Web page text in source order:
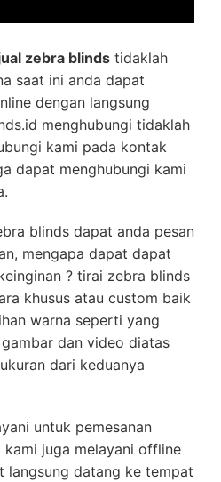
zebra blinds tidaklah
saat ini anda dapat
dengan langsung
menghubungi tidaklah
kami pada kontak
dapat menghubungi kami
blinds dapat anda pesan
mengapa dapat dapat
? tirai zebra blinds
khusus atau custom baik
warna seperti yang
dan video diatas
dari keduanya
untuk pemesanan
juga melayani offline
langsung datang ke tempat